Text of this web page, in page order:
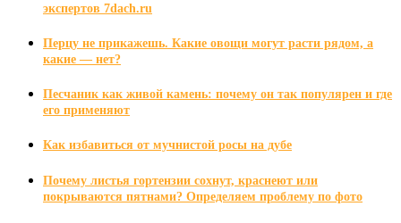
экспертов 7dach.ru
Перцу не прикажешь. Какие овощи могут расти рядом, а
какие — нет?
Песчаник как живой камень: почему он так популярен и где
его применяют
Как избавиться от мучнистой росы на дубе
Почему листья гортензии сохнут, краснеют или
покрываются пятнами? Определяем проблему по фото